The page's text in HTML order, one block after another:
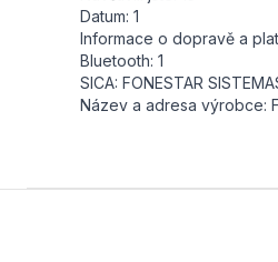
Datum: 1
Informace o dopravě a
Bluetooth: 1
SICA: FONESTAR
Název a adresa výrobce: